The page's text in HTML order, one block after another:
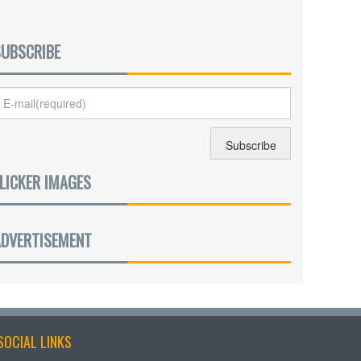
IMAGES
LINKS